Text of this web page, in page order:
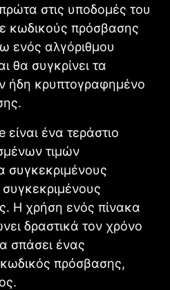
στις υποδομές του
κωδικούς πρόσβασης
ενός αλγόριθμου
θα συγκρίνει τα
ήδη κρυπτογραφημένο
ένα τεράστιο
τιμών
συγκεκριμένους
Η χρήση ενός πίνακα
δραστικά τον χρόνο
σπάσει ένας
πρόσβασης,